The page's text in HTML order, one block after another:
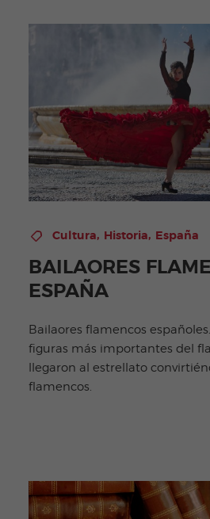
Cultura, Historia, España
BAILAORES
ESPAÑA
Bailaores flamencos
figuras más importantes del
llegaron al estrellato
flamencos.